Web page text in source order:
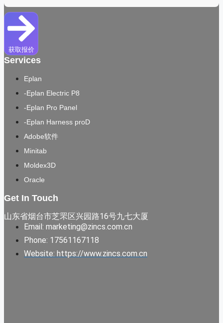
获取报价
Services
Eplan
-Eplan Electric P8
-Eplan Pro Panel
-Eplan Harness proD
Adobe软件
Minitab
Moldex3D
Oracle
Get In Touch
山东省烟台市芝罘区兴园路16号九七大厦
Email: marketing@zincs.com.cn
Phone: 17561167118
Website: https://www.zincs.com.cn